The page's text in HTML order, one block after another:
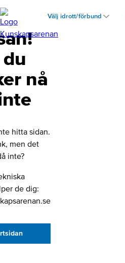
Välj idrott/förbund
nå
hitta sidan.
men det
inte?
de dig: